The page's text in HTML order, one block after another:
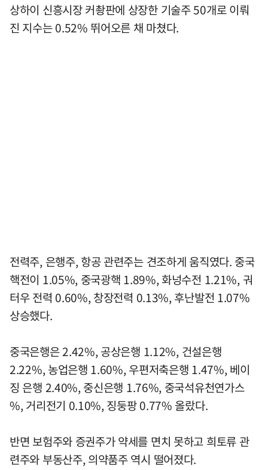
상하이 신흥시장 커촹판에 상장한 기술주 50개로 이뤄
진 지수는 0.52% 뛰어오른 채 마쳤다.
전력주, 은행주, 항공 관련주는 견조하게 움직였다. 중국
핵전이 1.05%, 중국광핵 1.89%, 화넝수전 1.21%, 궈
터우 전력 0.60%, 창장전력 0.13%, 후난발전 1.07%
상승했다.
중국은행은 2.42%, 공상은행 1.12%, 건설은행
2.22%, 농업은행 1.60%, 우편저축은행 1.47%, 베이
징 은행 2.40%, 중신은행 1.76%, 중국석유천연가스
%, 거리전기 0.10%, 징둥팡 0.77% 올랐다.
반면 보험주와 증권주가 약세를 면치 못하고 희토류 관
련주와 부동산주, 의약품주 역시 떨어졌다.